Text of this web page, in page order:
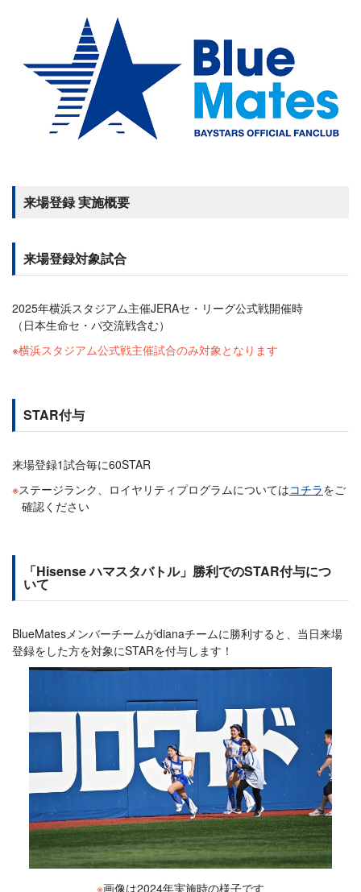
来場登録 実施概要
来場登録対象試合
2025年横浜スタジアム主催JERAセ・リーグ公式戦開催時
（日本生命セ・パ交流戦含む）
横浜スタジアム公式戦主催試合のみ対象となります
STAR付与
来場登録1試合毎に60STAR
ステージランク、ロイヤリティプログラムについてはコチラをご
確認ください
「Hisense ハマスタバトル」勝利でのSTAR付与につ
いて
BlueMatesメンバーチームがdianaチームに勝利すると、当日来場
登録をした方を対象にSTARを付与します！
※画像は2024年実施時の様子です